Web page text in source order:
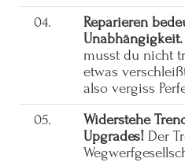
04.
Reparieren
Unabhängigkeit.
musst du nicht
etwas
also vergiss
05.
Widerstehe
Upgrades! Der